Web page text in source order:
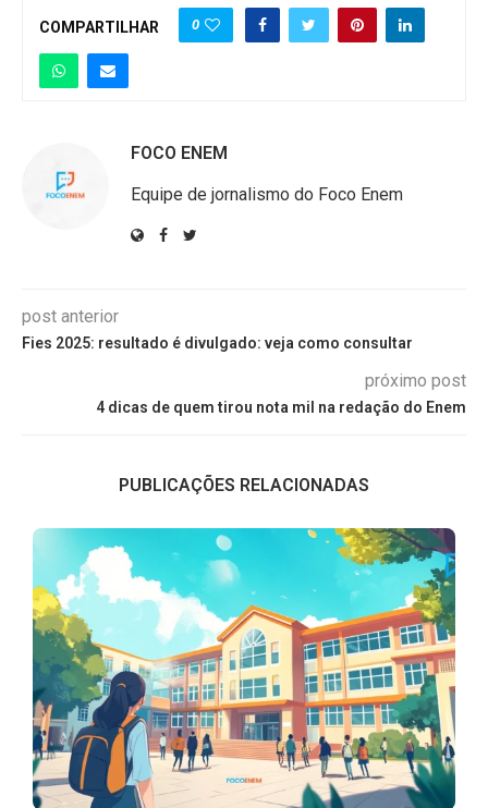
COMPARTILHAR 0
FOCO ENEM
Equipe de jornalismo do Foco Enem
post anterior
Fies 2025: resultado é divulgado: veja como consultar
próximo post
4 dicas de quem tirou nota mil na redação do Enem
PUBLICAÇÕES RELACIONADAS